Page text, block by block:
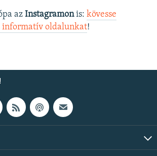
az Instagramonis: kövesse
informatív oldalunkat! ​